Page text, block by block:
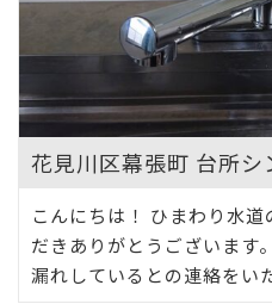
花見川区幕張町 台所シ
こんにちは！ ひまわり水
だきありがとうございます
漏れしているとの連絡をい